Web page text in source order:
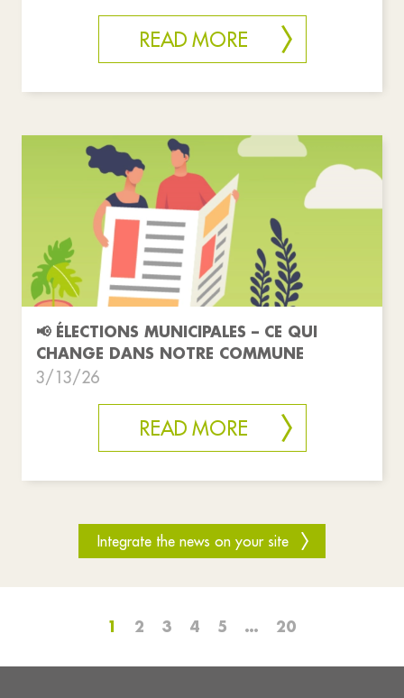
READ MORE
📢 ÉLECTIONS MUNICIPALES – CE QUI
CHANGE DANS NOTRE COMMUNE
3/13/26
READ MORE
Integrate the news on your site
1 2 3 4 5 … 20